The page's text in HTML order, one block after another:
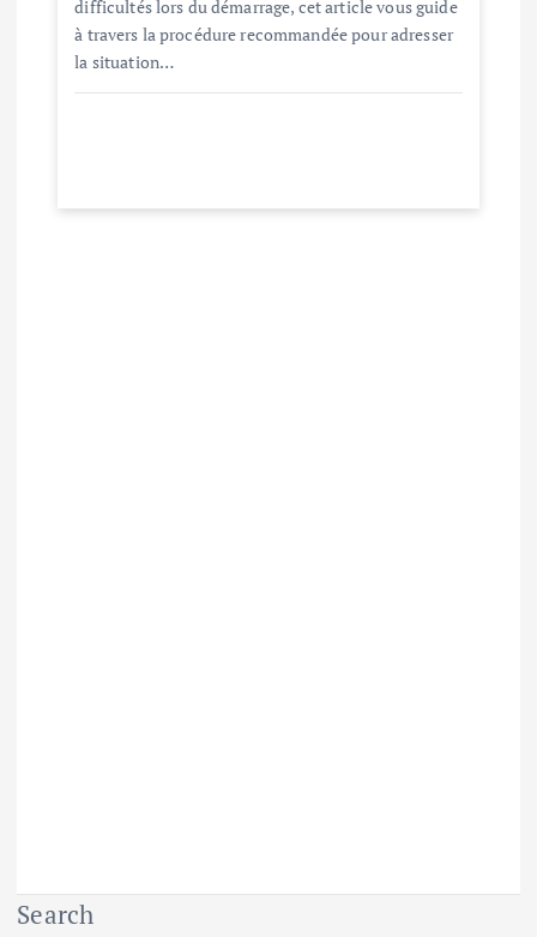
difficultés lors du démarrage, cet article vous guide
à travers la procédure recommandée pour adresser
la situation…
Search